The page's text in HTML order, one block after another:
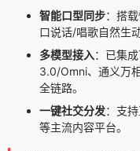
智能口型同步：搭
口说话/唱歌自然生动
多模型接入：已集
3.0/Omni、通义万
全链路。
一键社交分发：支
等主流内容平台。